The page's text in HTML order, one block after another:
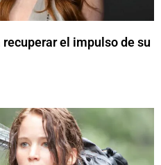
el impulso de su